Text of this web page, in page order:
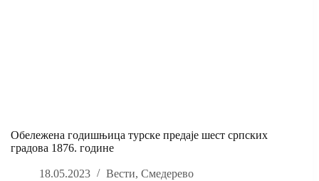
Обележена годишњица турске предаје шест српских
градова 1876. године
18.05.2023 Вести, Смедерево